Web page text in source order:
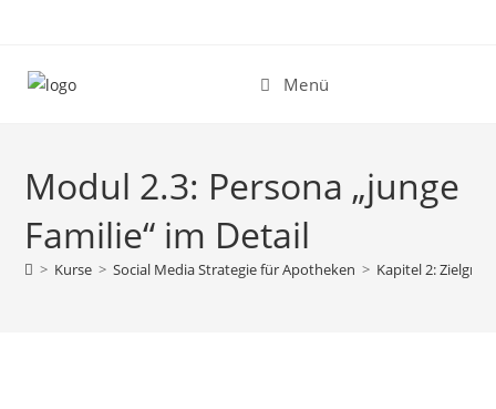
springen
Menü
Modul 2.3: Persona „junge
Familie“ im Detail
> Kurse > Social Media Strategie für Apotheken > Kapitel 2: